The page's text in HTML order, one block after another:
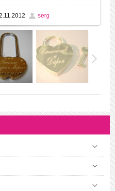
serg